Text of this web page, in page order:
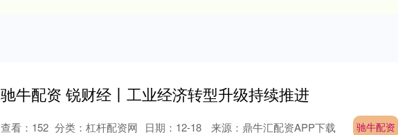
驰牛配资 锐财经丨工业经济转型升级持续推进
驰牛配资
日期：12-18 来源：鼎牛汇配资APP下载
查看： 152 分类： 杠杆配资网